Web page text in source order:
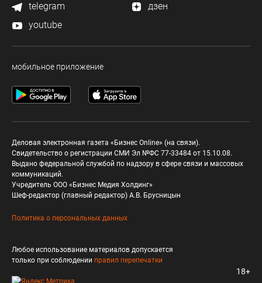
telegram
дзен
youtube
мобильное приложение
Деловая электронная газета «Бизнес Online» (на связи).
Свидетельство о регистрации СМИ Эл №ФС 77-33484 от 15.10.08.
Выдано федеральной службой по надзору в сфере связи и массовых
коммуникаций.
Учредитель ООО «Бизнес Медия Холдинг»
Шеф-редактор (главный редактор) А.В. Брусницын
Политика о персональных данных
Любое использование материалов допускается
только при соблюдении правил перепечатки
18+